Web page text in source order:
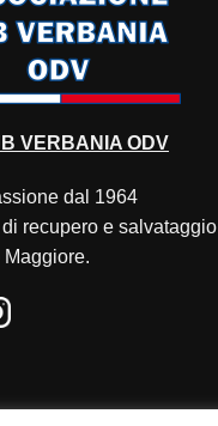
VERBANIA ODV
dal 1964
recupero e salvataggio